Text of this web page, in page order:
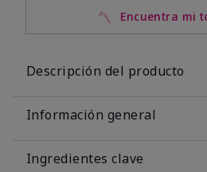
Encuentra mi
Descripción del producto
Información general
Ingredientes clave